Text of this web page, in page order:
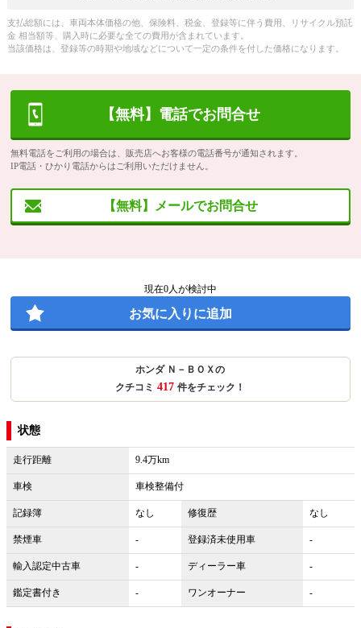
支払総額には、車両本体価格の他、保険料、税金、登録等に伴う費用、リサイクル預託
金 相当額等、購入時に必要な全ての費用が含まれています。
当該価格は、登録等の時期や地域などについて一定の条件を付した価格になります。
【無料】電話でお問合せ
無料電話をご利用の場合は、販売店へお客様の電話番号が通知されます。
IP電話・ひかり電話からはご利用いただけません。
【無料】メールでお問合せ
現在0人が検討中
お気に入りに追加
ホンダ Ｎ－ＢＯＸの
クチコミ 417 件をチェック！
状態
走行距離 9.4万km
車検 車検整備付
記録簿 なし 修復歴 なし
禁煙車 - 登録済未使用車 -
輸入認定中古車 - ディーラー車 -
鑑定書付き - ワンオーナー -